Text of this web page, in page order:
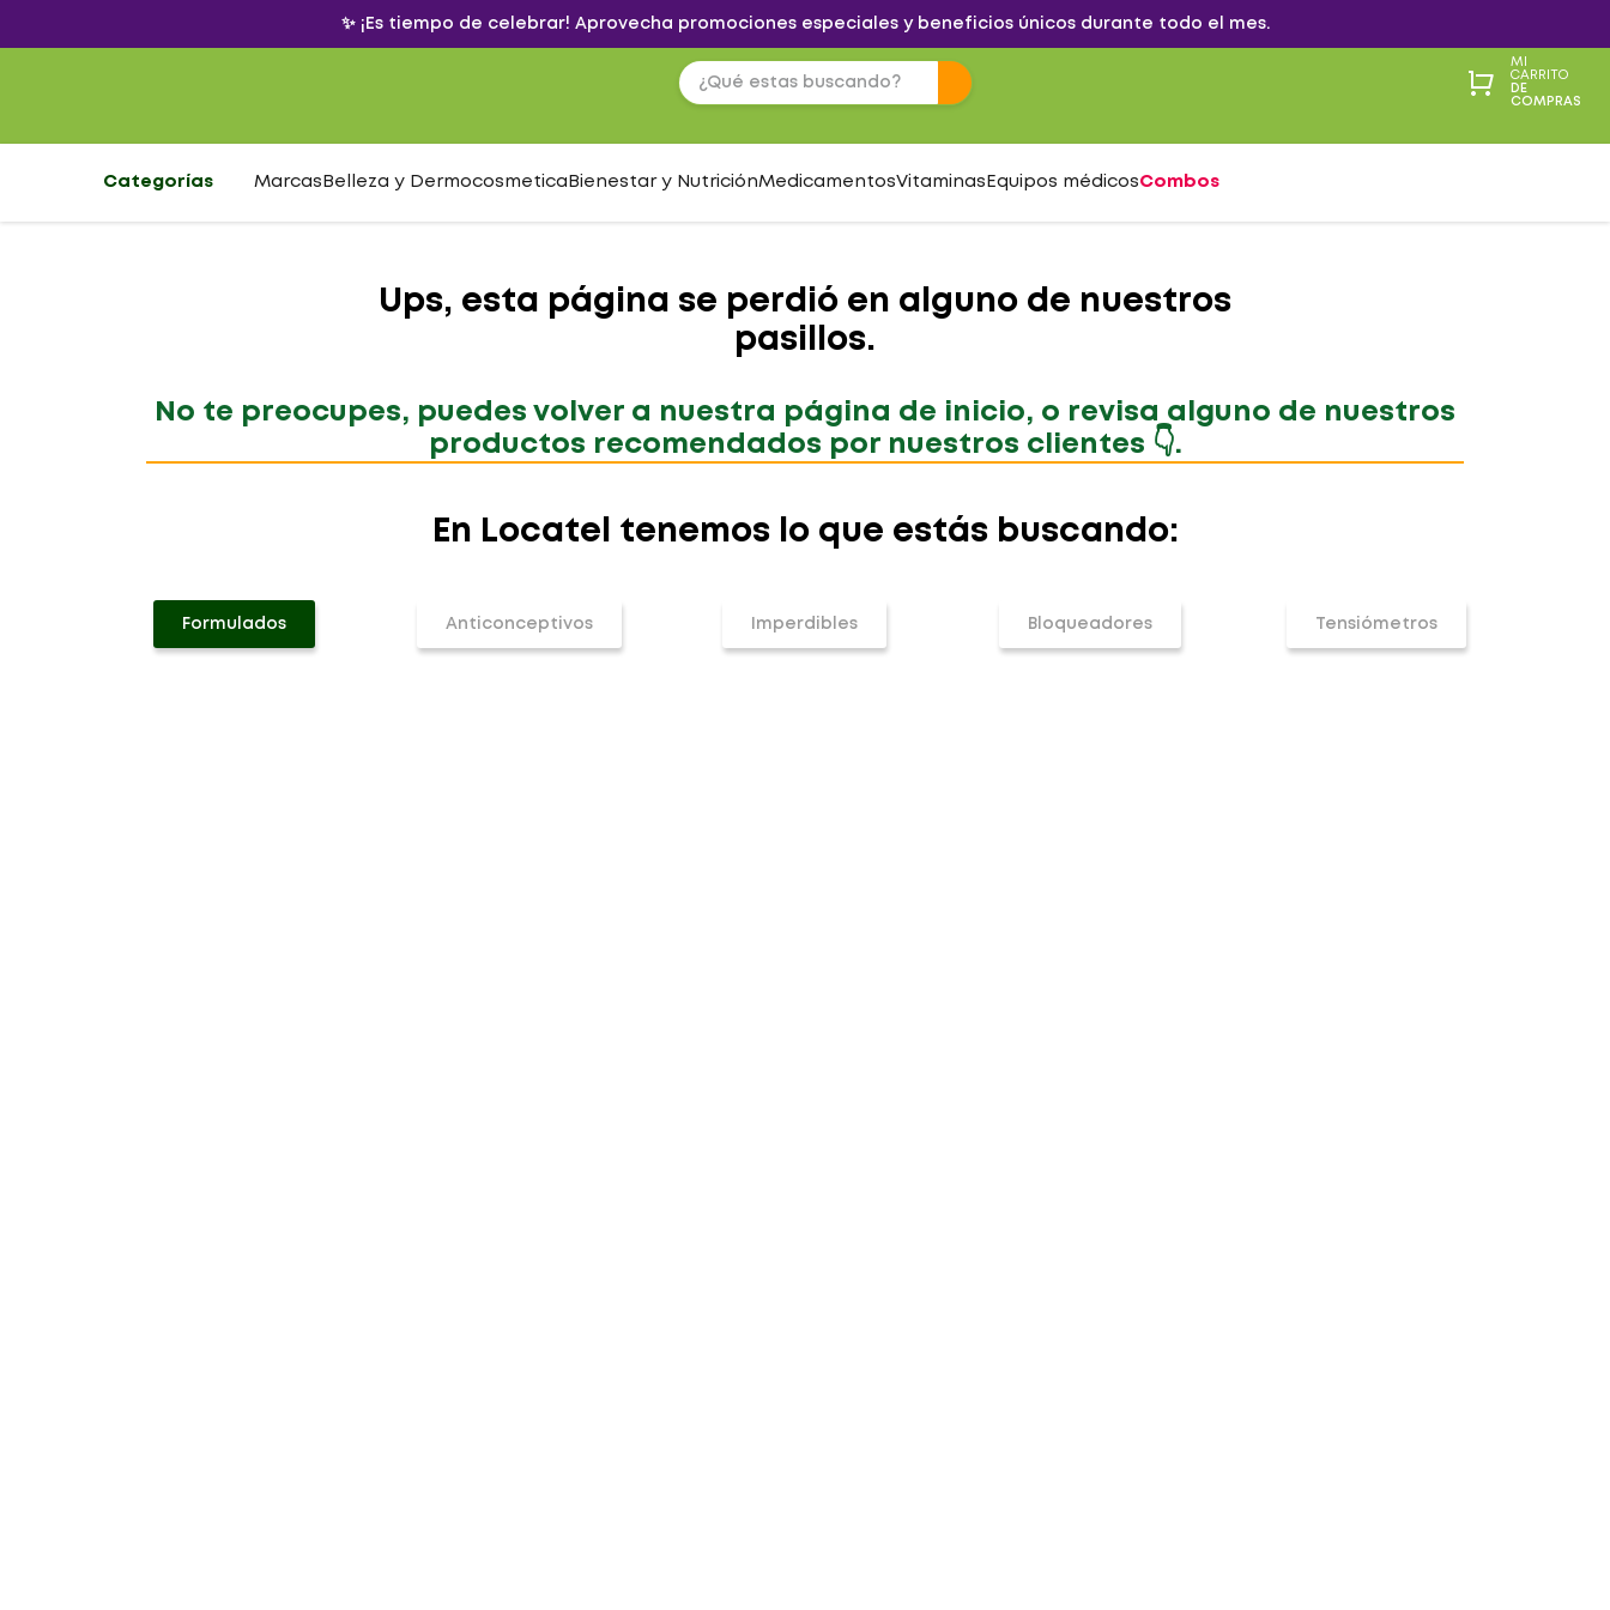
✨ ¡Es tiempo de celebrar! Aprovecha promociones especiales y beneficios únicos durante todo el mes.
MI
CARRITO
DE
COMPRAS
Categorías Marcas Belleza y Dermocosmetica Bienestar y NutriciónMedicamentosVitaminas Equipos médicosCombos
Ups, esta página se perdió en alguno de nuestros
pasillos.
No te preocupes, puedes volver a nuestra página de inicio, o revisa alguno de nuestros
productos recomendados por nuestros clientes 👇.
En Locatel tenemos lo que estás buscando:
Formulados Anticonceptivos Imperdibles Bloqueadores Tensiómetros